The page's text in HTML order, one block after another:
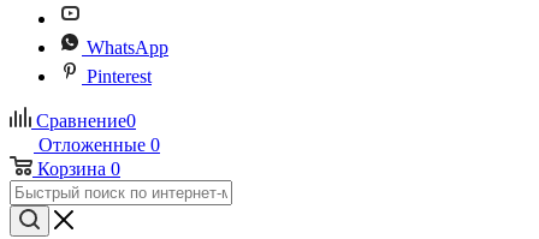
WhatsApp
Pinterest
Сравнение0
Отложенные 0
Корзина 0